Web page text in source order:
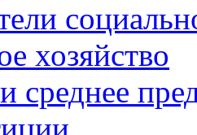
хозяйство
среднее